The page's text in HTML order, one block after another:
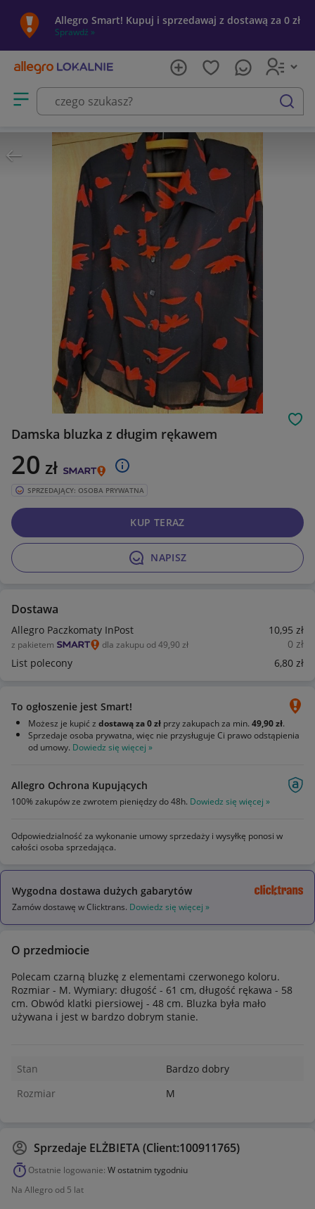
Allegro Smart! Kupuj i sprzedawaj z dostawą za 0 zł
Sprawdź »
Otwórz menu z kategoriami
szukaj
Damska bluzka z długim rękawem
20 zł
SPRZEDAJĄCY: OSOBA PRYWATNA
NAPISZ
KUP TERAZ
Dostawa
Allegro Paczkomaty InPost 10,95 zł
z pakietem dla zakupu od 49,90 zł 0 zł
List polecony
6,80 zł
To ogłoszenie jest Smart!
Możesz je kupić z dostawą za 0 zł przy zakupach za min. 49,90 zł.
Sprzedaje osoba prywatna, więc nie przysługuje Ci prawo odstąpienia
od umowy. Dowiedz się więcej »
Allegro Ochrona Kupujących
100% zakupów ze zwrotem pieniędzy do 48h. Dowiedz się więcej »
Odpowiedzialność za wykonanie umowy sprzedaży i wysyłkę ponosi w
całości osoba sprzedająca.
Wygodna dostawa dużych gabarytów
Zamów dostawę w Clicktrans. Dowiedz się więcej »
O przedmiocie
Polecam czarną bluzkę z elementami czerwonego koloru.
Rozmiar - M. Wymiary: długość - 61 cm, długość rękawa - 58
cm. Obwód klatki piersiowej - 48 cm. Bluzka była mało
używana i jest w bardzo dobrym stanie.
Stan
Bardzo dobry
Rozmiar
M
Sprzedaje ELŻBIETA (Client:100911765)
Ostatnie logowanie: W ostatnim tygodniu
Na Allegro od 5 lat